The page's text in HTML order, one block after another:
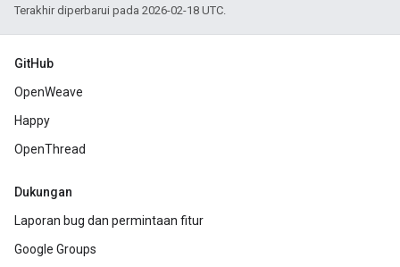
Terakhir diperbarui pada 2026-02-18 UTC.
GitHub
OpenWeave
Happy
OpenThread
Dukungan
Laporan bug dan permintaan fitur
Google Groups